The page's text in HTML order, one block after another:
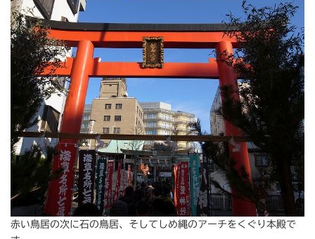
赤い鳥居の次に石の鳥居、そしてしめ縄のアーチをくぐり本殿で